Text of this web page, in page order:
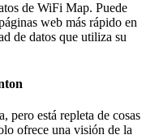
de WiFi Map. Puede
web más rápido en
de datos que utiliza su
pero está repleta de cosas
ofrece una visión de la